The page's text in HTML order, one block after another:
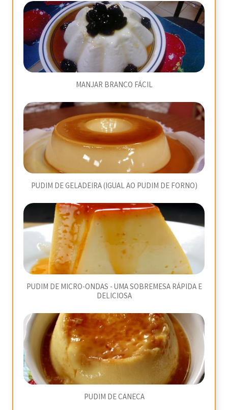
MANJAR BRANCO FÁCIL
PUDIM DE GELADEIRA (IGUAL AO PUDIM DE FORNO)
PUDIM DE MICRO-ONDAS - UMA SOBREMESA RÁPIDA E
DELICIOSA
PUDIM DE CANECA